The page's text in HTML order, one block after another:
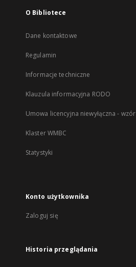
O Bibliotece
Dane kontaktowe
Regulamin
Informacje techniczne
Klauzula informacyjna RODO
Umowa licencyjna niewyłączna - wzór
Klaster WMBC
Statystyki
Konto użytkownika
Zaloguj się
Historia przeglądania